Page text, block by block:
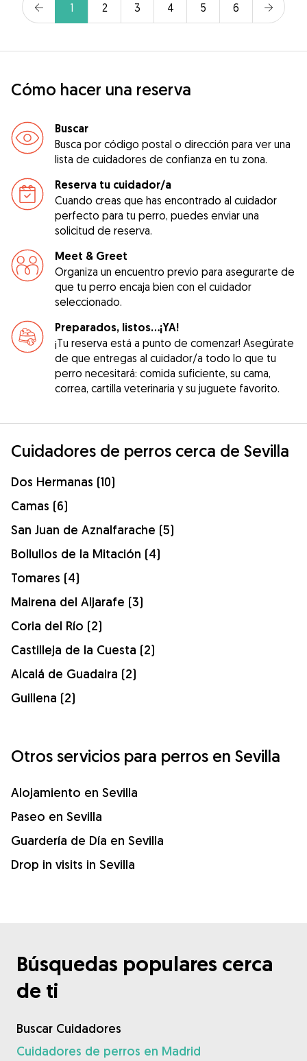
1 2 3 4 5 6
Cómo hacer una reserva
Buscar
Busca por código postal o dirección para ver una
lista de cuidadores de confianza en tu zona.
Reserva tu cuidador/a
Cuando creas que has encontrado al cuidador
perfecto para tu perro, puedes enviar una
solicitud de reserva.
Meet & Greet
Organiza un encuentro previo para asegurarte de
que tu perro encaja bien con el cuidador
seleccionado.
Preparados, listos...¡YA!
¡Tu reserva está a punto de comenzar! Asegúrate
de que entregas al cuidador/a todo lo que tu
perro necesitará: comida suficiente, su cama,
correa, cartilla veterinaria y su juguete favorito.
Cuidadores de perros cerca de Sevilla
Dos Hermanas (10)
Camas (6)
San Juan de Aznalfarache (5)
Bollullos de la Mitación (4)
Tomares (4)
Mairena del Aljarafe (3)
Coria del Río (2)
Castilleja de la Cuesta (2)
Alcalá de Guadaira (2)
Guillena (2)
Otros servicios para perros en Sevilla
Alojamiento en Sevilla
Paseo en Sevilla
Guardería de Día en Sevilla
Drop in visits in Sevilla
Búsquedas populares cerca
de ti
Buscar Cuidadores
Cuidadores de perros en Madrid